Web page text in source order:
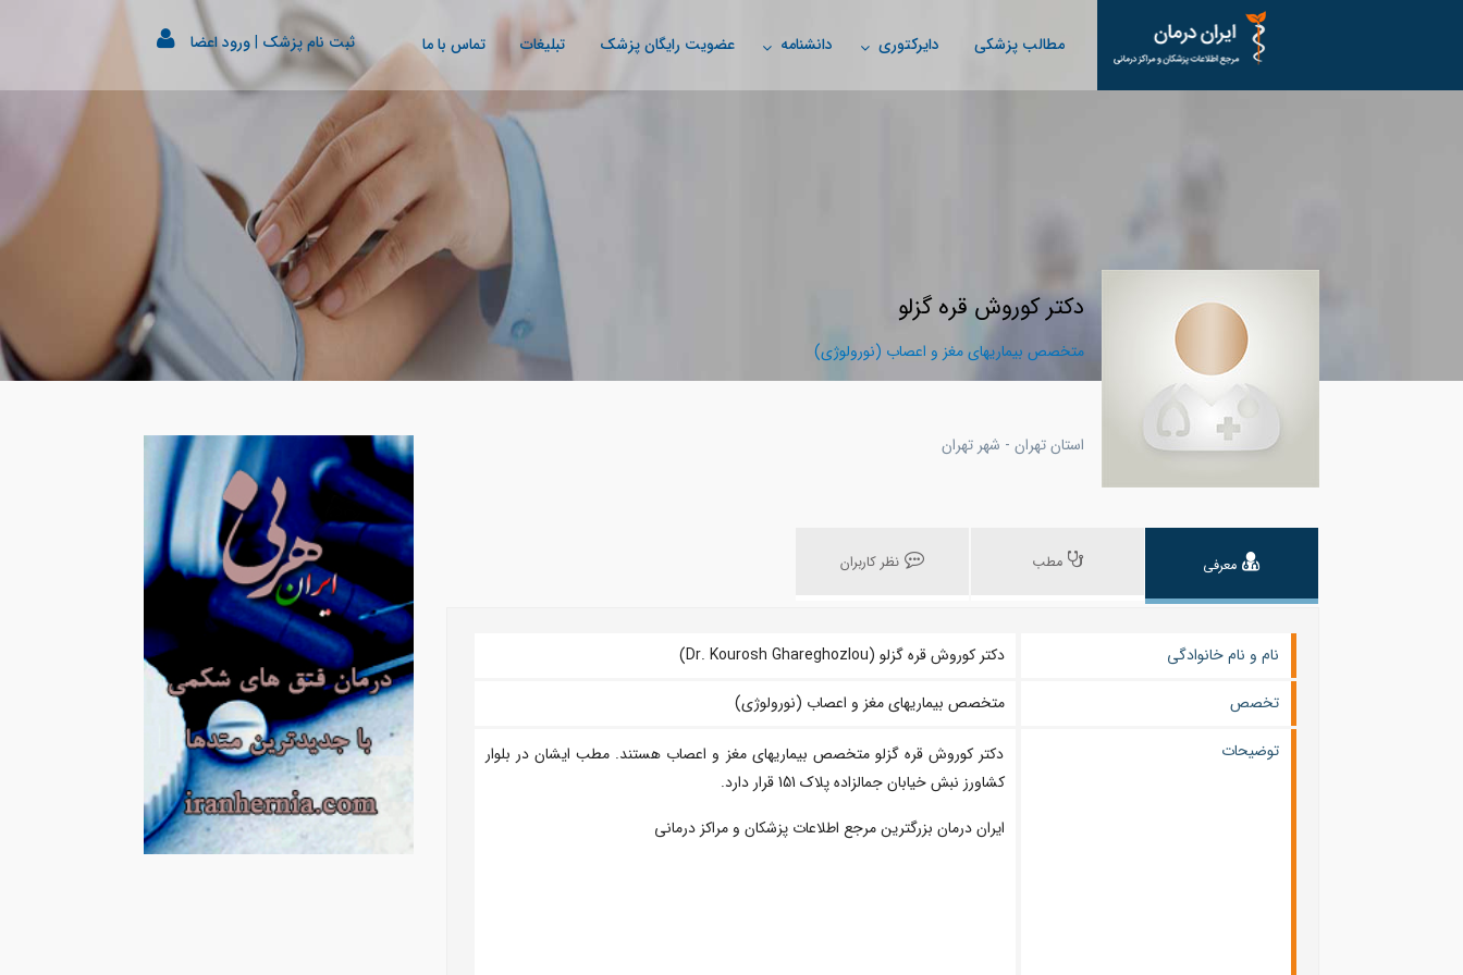
مطالب پزشکی دایرکتوری دانشنامه عضویت رایگان پزشک تبلیغات تماس با ما ثبت نام پزشک |ورود اعضا
دکتر کوروش قره گزلو
متخصص بیماریهای مغز و اعصاب (نورولوژی)
استان تهران - شهر تهران
معرفی مطب نظر کاربران
نام و نام خانوادگی
دکتر کوروش قره گزلو (Dr. Kourosh Ghareghozlou)
تخصص
متخصص بیماریهای مغز و اعصاب (نورولوژی)
توضیحات
دکتر کوروش قره گزلو متخصص بیماریهای مغز و اعصاب هستند. مطب ایشان در بلوار
کشاورز نبش خیابان جمالزاده پلاک 151 قرار دارد.
ایران درمان بزرگترین مرجع اطلاعات پزشکان و مراکز درمانی